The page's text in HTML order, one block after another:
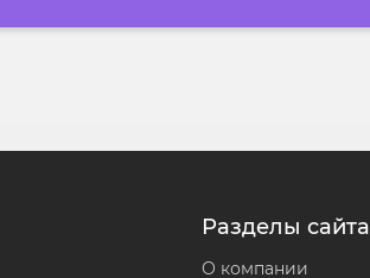
Разделы сайта
О компании